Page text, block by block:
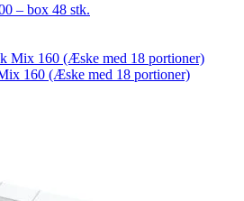
– box 48 stk.
160 (Æske med 18 portioner)